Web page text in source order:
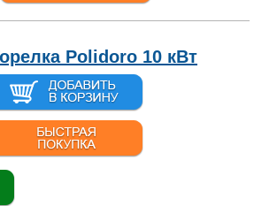
Polidoro 10 кВт